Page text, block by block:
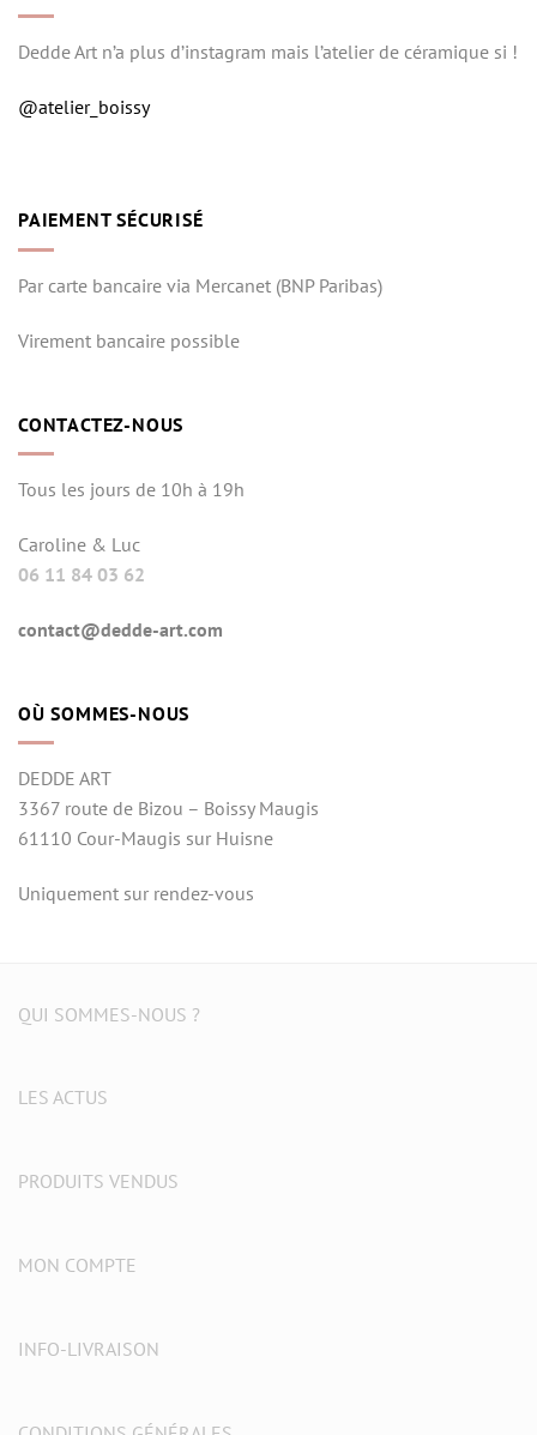
Dedde Art n’a plus d’instagram mais l’atelier de céramique si !
@atelier_boissy
PAIEMENT SÉCURISÉ
Par carte bancaire via Mercanet (BNP Paribas)
Virement bancaire possible
CONTACTEZ-NOUS
Tous les jours de 10h à 19h
Caroline & Luc
06 11 84 03 62
contact@dedde-art.com
OÙ SOMMES-NOUS
DEDDE ART
3367 route de Bizou – Boissy Maugis
61110 Cour-Maugis sur Huisne
Uniquement sur rendez-vous
QUI SOMMES-NOUS ?
LES ACTUS
PRODUITS VENDUS
MON COMPTE
INFO-LIVRAISON